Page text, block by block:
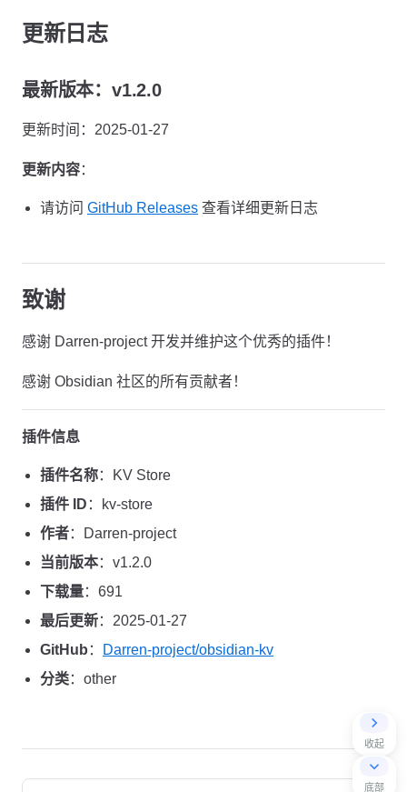
收起
底部
更新日志
最新版本：v1.2.0
更新时间：2025-01-27
更新内容：
请访问 GitHub Releases 查看详细更新日志
致谢
感谢 Darren-project 开发并维护这个优秀的插件！
感谢 Obsidian 社区的所有贡献者！
插件信息
插件名称：KV Store
插件 ID ：kv-store
作者：Darren-project
当前版本：v1.2.0
下载量：691
最后更新：2025-01-27
GitHub ：
Darren-project/obsidian-kv
分类：other
Pager